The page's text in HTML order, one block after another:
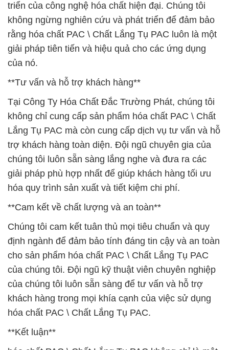
triển của công nghệ hóa chất hiện đại. Chúng tôi
không ngừng nghiên cứu và phát triển để đảm bảo
rằng hóa chất PAC \ Chất Lắng Tụ PAC luôn là một
giải pháp tiên tiến và hiệu quả cho các ứng dụng
của nó.
**Tư vấn và hỗ trợ khách hàng**
Tại Công Ty Hóa Chất Đắc Trường Phát, chúng tôi
không chỉ cung cấp sản phẩm hóa chất PAC \ Chất
Lắng Tụ PAC mà còn cung cấp dịch vụ tư vấn và hỗ
trợ khách hàng toàn diện. Đội ngũ chuyên gia của
chúng tôi luôn sẵn sàng lắng nghe và đưa ra các
giải pháp phù hợp nhất để giúp khách hàng tối ưu
hóa quy trình sản xuất và tiết kiệm chi phí.
**Cam kết về chất lượng và an toàn**
Chúng tôi cam kết tuân thủ mọi tiêu chuẩn và quy
định ngành để đảm bảo tính đáng tin cậy và an toàn
cho sản phẩm hóa chất PAC \ Chất Lắng Tụ PAC
của chúng tôi. Đội ngũ kỹ thuật viên chuyên nghiệp
của chúng tôi luôn sẵn sàng để tư vấn và hỗ trợ
khách hàng trong mọi khía cạnh của việc sử dụng
hóa chất PAC \ Chất Lắng Tụ PAC.
**Kết luận**